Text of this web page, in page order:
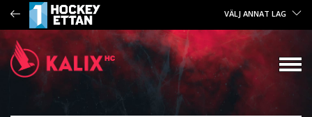
VÄLJ ANNAT LAG